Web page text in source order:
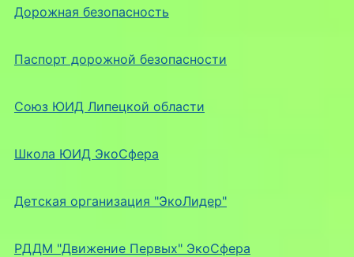
Дорожная безопасность
Паспорт дорожной безопасности
Союз ЮИД Липецкой области
Школа ЮИД ЭкоСфера
Детская организация "ЭкоЛидер"
РДДМ "Движение Первых" ЭкоСфера